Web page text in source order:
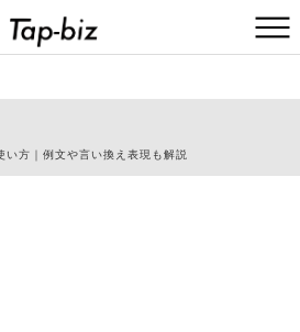
い方｜例文や言い換え表現も解説